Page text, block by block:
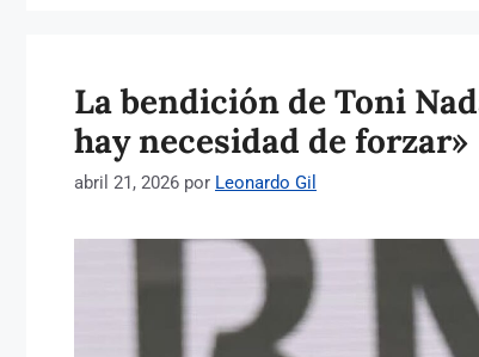
La bendición de Toni
hay necesidad de forzar»
abril 21, 2026 por Leonardo Gil